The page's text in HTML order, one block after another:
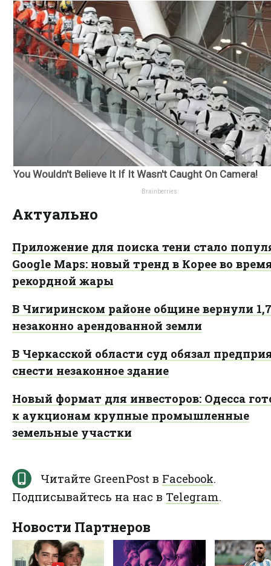
Актуально
Приложение для поиска тени стало
Google Maps: новый тренд в Корее во
рекордной жары
В Чигиринском районе общине вернули
незаконно арендованной земли
В Черкасской области суд обязал
снести незаконное здание
Новый формат для инвесторов: Одесса
к аукционам крупные промышленные
земельные участки
Читайте GreenPost в Facebook.
Подписывайтесь на нас в Telegram.